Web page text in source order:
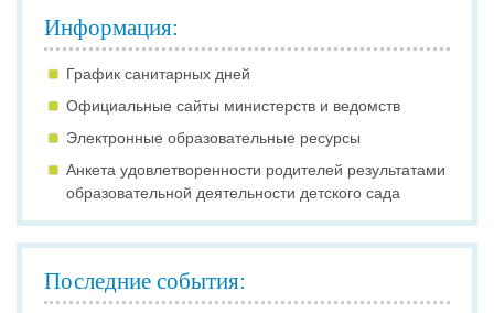
Информация:
График санитарных дней
Официальные сайты министерств и ведомств
Электронные образовательные ресурсы
Анкета удовлетворенности родителей результатами
образовательной деятельности детского сада
Последние события: